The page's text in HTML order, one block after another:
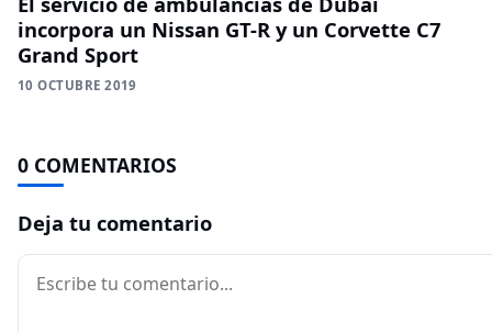
incorpora un Nissan GT-R y un Corvette C7
Grand Sport
10 OCTUBRE 2019
0 COMENTARIOS
Deja tu comentario
Comentario